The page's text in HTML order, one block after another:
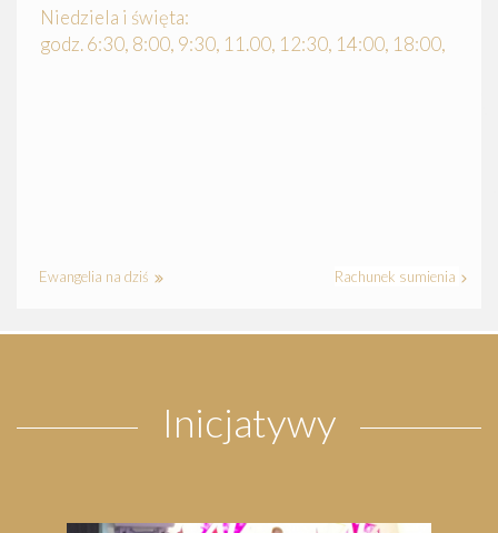
Niedziela i święta:
godz. 6:30, 8:00, 9:30, 11.00, 12:30, 14:00, 18:00,
Ewangelia na dziś Rachunek sumienia
Inicjatywy